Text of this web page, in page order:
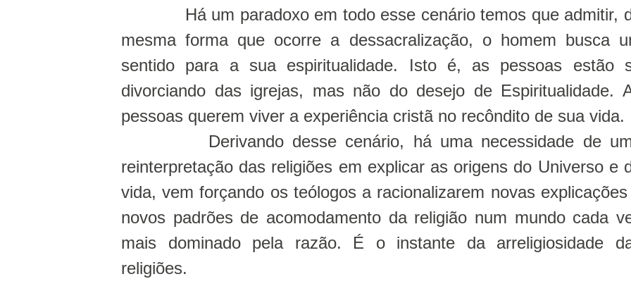
Há um paradoxo em todo esse cenário temos que admitir,
mesma forma que ocorre a dessacralização, o homem busca
sentido para a sua espiritualidade. Isto é, as pessoas estão
divorciando das igrejas, mas não do desejo de Espiritualidade.
pessoas querem viver a experiência cristã no recôndito de sua vida.
Derivando desse cenário, há uma necessidade de
reinterpretação das religiões em explicar as origens do Universo e
vida, vem forçando os teólogos a racionalizarem novas
novos padrões de acomodamento da religião num mundo cada
mais dominado pela razão. É o instante da arreligiosidade
religiões.